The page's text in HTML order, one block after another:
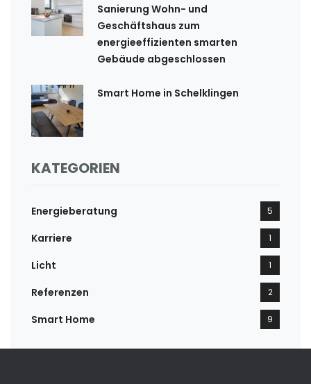
Sanierung Wohn- und
Geschäftshaus zum
energieeffizienten smarten
Gebäude abgeschlossen
Smart Home in Schelklingen
KATEGORIEN
Energieberatung 5
Karriere 1
Licht 1
Referenzen 2
Smart Home 9